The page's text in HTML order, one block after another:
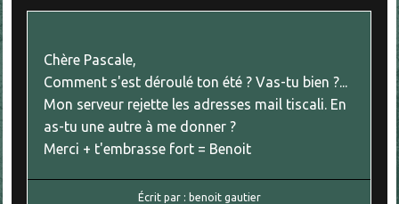
Chère Pascale,
Comment s'est déroulé ton été ? Vas-tu bien ?...
Mon serveur rejette les adresses mail tiscali. En
as-tu une autre à me donner ?
Merci + t'embrasse fort = Benoit
Écrit par : benoit gautier